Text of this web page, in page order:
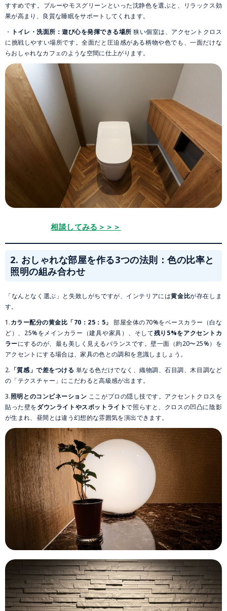
すすめです。ブルーやモスグリーンといった沈静色を選ぶと、リラックス効
果が高まり、良質な睡眠をサポートしてくれます。
・ トイレ・洗面所：遊び心を発揮できる場所 狭い個室は、アクセントクロス
に挑戦しやすい場所です。全面だと圧迫感がある柄物や色でも、一面だけな
らおしゃれなカフェのような空間に仕上がります。
相談してみる＞＞＞
2. おしゃれな部屋を作る3つの法則：色の比率と
照明の組み合わせ
「なんとなく選ぶ」と失敗しがちですが、インテリアには黄金比が存在しま
す。
1.カラー配分の黄金比「70：25：5」 部屋全体の70%をベースカラー（白な
ど）、25%をメインカラー（建具や家具）、そして残り5%をアクセントカ
ラーにするのが、最も美しく見えるバランスです。壁一面（約20〜25%）を
アクセントにする場合は、家具の色との調和を意識しましょう。
2. 「質感」で差をつける 単なる色だけでなく、織物調、石目調、木目調など
の「テクスチャー」にこだわると高級感が出ます。
3.照明とのコンビネーション ここがプロの隠し技です。アクセントクロスを
貼った壁をダウンライトやスポットライトで照らすと、クロスの凹凸に陰影
が生まれ、昼間とは違う幻想的な雰囲気を演出できます。